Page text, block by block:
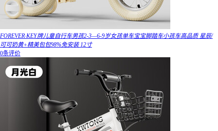
FOREVER·KEY牌儿童自行车男孩2-3—6-9岁女孩单车宝宝脚踏车小孩车高品质 星辰/
可可奶黄+精美包包98%免安装 12寸
0条评价